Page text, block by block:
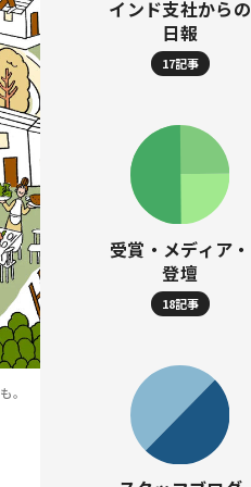
。
インド支社からの
日報
17記事
受賞・メディア・
登壇
18記事